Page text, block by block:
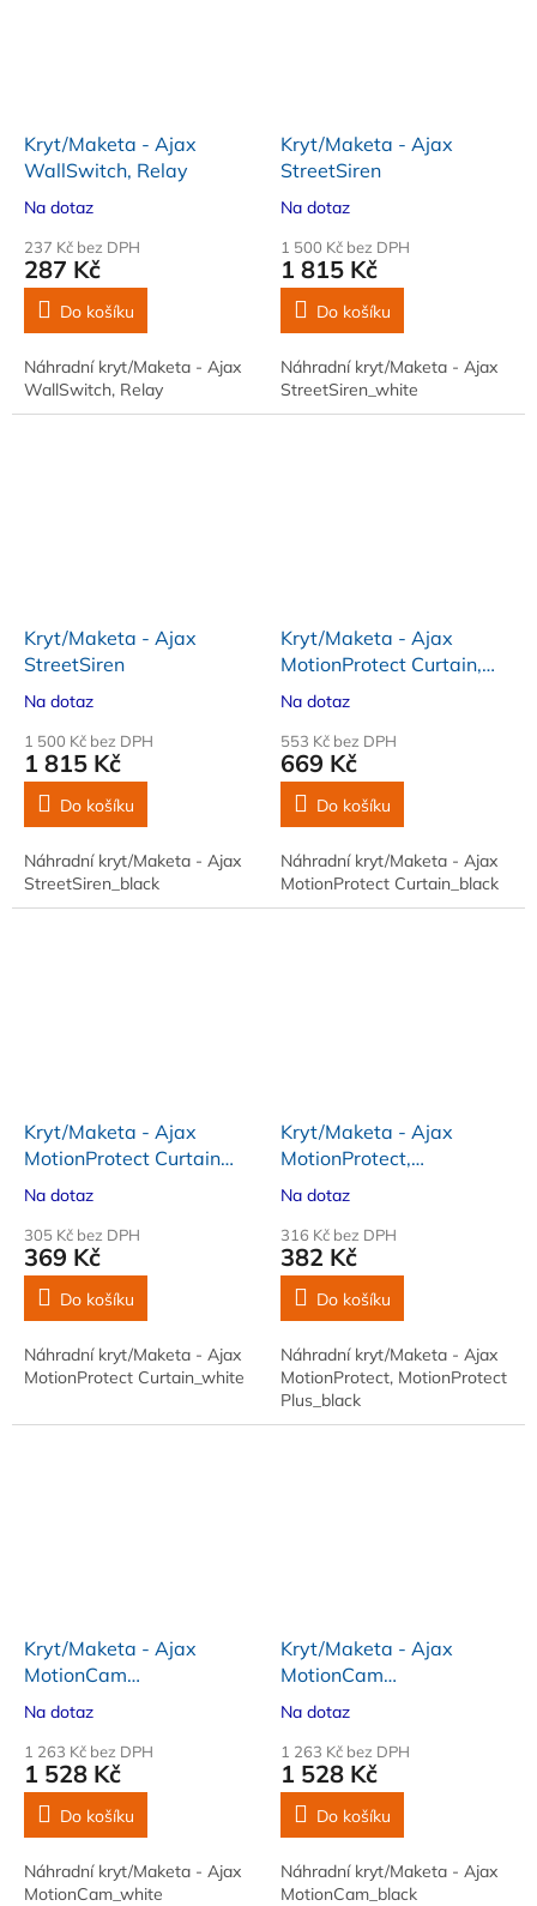
Kryt/Maketa - Ajax
WallSwitch, Relay
Na dotaz
237 Kč bez DPH
287 Kč
Do košíku
Náhradní kryt/Maketa - Ajax
WallSwitch, Relay
Kryt/Maketa - Ajax
StreetSiren
Na dotaz
1 500 Kč bez DPH
1 815 Kč
Do košíku
Náhradní kryt/Maketa - Ajax
StreetSiren_white
Kryt/Maketa - Ajax
StreetSiren
Na dotaz
1 500 Kč bez DPH
1 815 Kč
Do košíku
Náhradní kryt/Maketa - Ajax
StreetSiren_black
Kryt/Maketa - Ajax
MotionProtect Curtain,
černý
Na dotaz
553 Kč bez DPH
669 Kč
Do košíku
Náhradní kryt/Maketa - Ajax
MotionProtect Curtain_black
Kryt/Maketa - Ajax
MotionProtect Curtain
(13268)_white
Na dotaz
305 Kč bez DPH
369 Kč
Do košíku
Náhradní kryt/Maketa - Ajax
MotionProtect Curtain_white
Kryt/Maketa - Ajax
MotionProtect,
MotionProtect Plus, černá
Na dotaz
316 Kč bez DPH
382 Kč
Do košíku
Náhradní kryt/Maketa - Ajax
MotionProtect, MotionProtect
Plus_black
Kryt/Maketa - Ajax
MotionCam
(10309)_white
Na dotaz
1 263 Kč bez DPH
1 528 Kč
Do košíku
Náhradní kryt/Maketa - Ajax
MotionCam_white
Kryt/Maketa - Ajax
MotionCam
(10308)_black
Na dotaz
1 263 Kč bez DPH
1 528 Kč
Do košíku
Náhradní kryt/Maketa - Ajax
MotionCam_black